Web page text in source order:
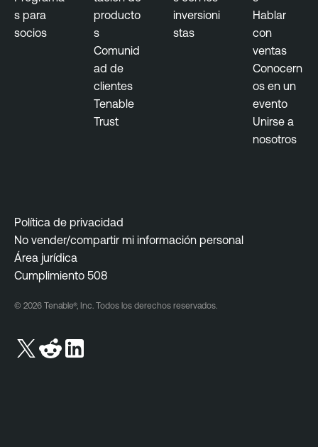
s para
socios
producto
s
Comunid
ad de
clientes
Tenable
Trust
inversioni
stas
Hablar
con
ventas
Conocern
os en un
evento
Unirse a
nosotros
Política de privacidad
No vender/compartir mi información personal
Área jurídica
Cumplimiento 508
© 2026 Tenable®, Inc. Todos los derechos reservados.